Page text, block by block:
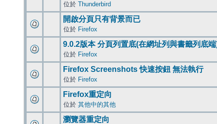
位於 Thunderbird
開啟分頁只有背景而已
位於 Firefox
9.0.2版本 分頁列置底(在網址列與書籤列底
位於 Firefox
Firefox Screenshots 快速按鈕 無法執行
位於 Firefox
Firefox重定向
位於 其他中的其他
瀏覽器重定向